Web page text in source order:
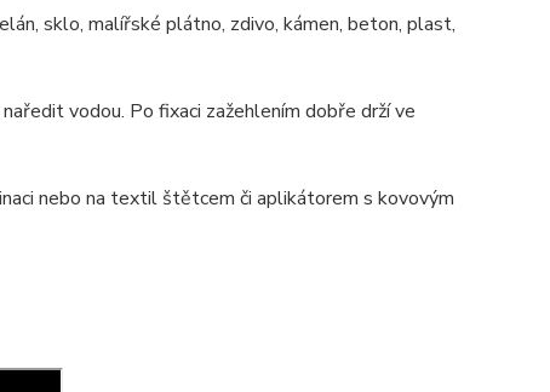
sklo, malířské plátno, zdivo, kámen, beton, plast,
vodou. Po fixaci zažehlením dobře drží ve
nebo na textil štětcem či aplikátorem s kovovým